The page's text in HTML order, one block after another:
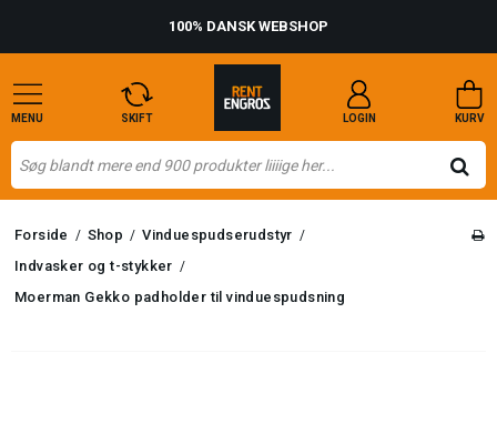
100% DANSK WEBSHOP
MENU SKIFT LOGIN KURV
Forside / Shop / Vinduespudserudstyr /
Indvasker og t-stykker /
Moerman Gekko padholder til vinduespudsning